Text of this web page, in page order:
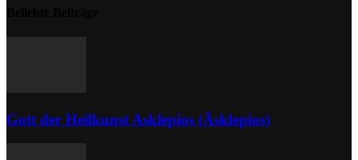
Gott der Heilkunst Asklepios (Äsklepios)